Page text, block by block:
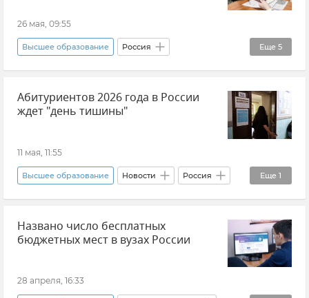
26 мая, 09:55
Еще 5
Высшее образование Россия
Образование в России
Абитуриентов 2026 года в России
ждет "день тишины"
11 мая, 11:55
Еще 1
Высшее образование Новости Россия
Минобразования РФ
Названо число бесплатных
бюджетных мест в вузах России
28 апреля, 16:33